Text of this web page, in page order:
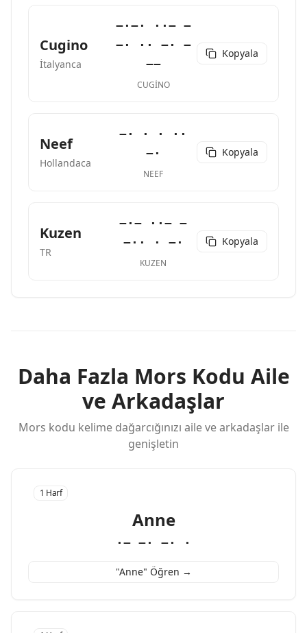
Cugino
İtalyanca
−·−· ··− −
−· ·· −· −
−−
CUGINO
Kopyala
Neef
Hollandaca
−· · · ··
−·
NEEF
Kopyala
Kuzen
TR
−·− ··− −
−·· · −·
KUZEN
Kopyala
Daha Fazla Mors Kodu Aile
ve Arkadaşlar
Mors kodu kelime dağarcığınızı aile ve arkadaşlar ile
genişletin
1 Harf
Anne
·− −· −· ·
"Anne" Öğren →